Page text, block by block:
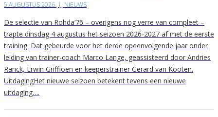
5 AUGUSTUS 2026 | NIEUWS
De selectie van Rohda’76 – overigens nog verre van compleet –
trapte dinsdag 4 augustus het seizoen 2026-2027 af met de eerste
training. Dat gebeurde voor het derde opeenvolgende jaar onder
leiding van trainer-coach Marco Lange, geassisteerd door Andries
Ranck, Erwin Griffioen en keeperstrainer Gerard van Kooten.
UitdagingHet nieuwe seizoen betekent tevens een nieuwe
uitdaging….